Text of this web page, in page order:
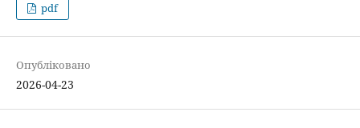
pdf
Опубліковано
2026-04-23